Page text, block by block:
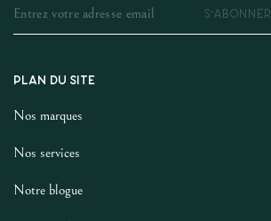
S'ABONNER
PLAN DU SITE
Nos marques
Nos services
Notre blogue